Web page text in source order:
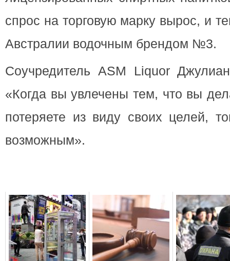
спрос на торговую марку вырос, и
Австралии водочным брендом №3.
Соучредитель ASM Liquor
«Когда вы увлечены тем, что вы
потеряете из виду своих целей,
возможным».